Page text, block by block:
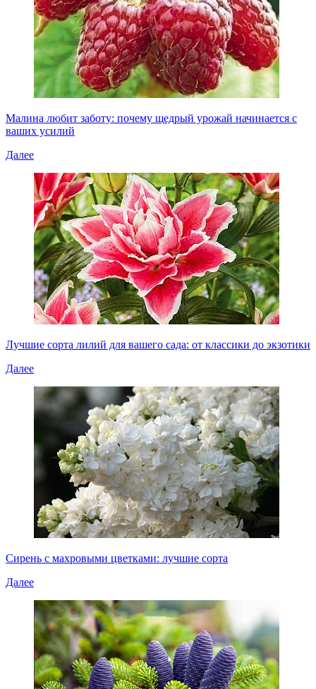
Малина любит заботу: почему щедрый урожай начинается с
ваших усилий
Далее
Лучшие сорта лилий для вашего сада: от классики до экзотики
Далее
Сирень с махровыми цветками: лучшие сорта
Далее